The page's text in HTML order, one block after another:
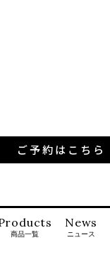
ご予約はこちら
商品一覧
News
ニュース